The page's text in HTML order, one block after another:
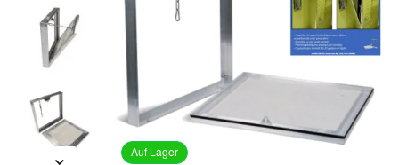
Auf Lager